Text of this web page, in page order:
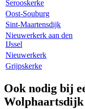
Serooskerke
Oost-Souburg
Sint-Maartensdijk
Nieuwerkerk aan den
IJssel
Nieuwerkerk
Grijpskerke
Ook nodig bij
Wolphaartsdijk